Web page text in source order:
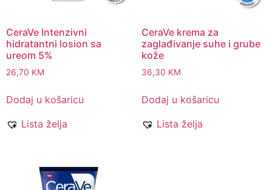
CeraVe Intenzivni
hidratantni losion sa
ureom 5%
26,70 KM
Dodaj u košaricu
Lista želja
CeraVe krema za
zaglađivanje suhe i grube
kože
36,30 KM
Dodaj u košaricu
Lista želja